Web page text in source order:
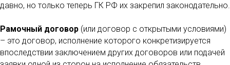
давно, но только теперь ГК РФ их закрепил законодательно.
Рамочный договор (или договор с открытыми условиями)
– это договор, исполнение которого конкретизируется
впоследствии заключением других договоров или подачей